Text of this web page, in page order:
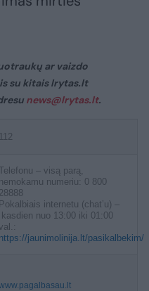
ar vaizdo
su kitais lrytas.lt
news@lrytas.lt.
112
Telefonu – visą parą,
nemokamu numeriu: 0 800
28888
Pokalbiais internetu (chat’u) –
kasdien nuo 13:00 iki 01:00
https://jaunimolinija.lt/pasikalbekim/